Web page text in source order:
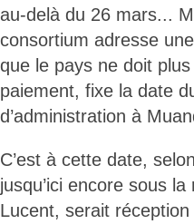
au-delà du 26 mars...
consortium adresse
que le pays ne doit
paiement, fixe la date
d’administration à
C’est à cette date,
jusqu’ici encore sous
Lucent, serait